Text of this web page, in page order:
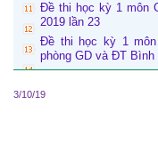
Đề thi học kỳ 1 môn
2019 lần 23
Đề thi học kỳ 1 môn
phòng GD và ĐT Bình
3/10/19